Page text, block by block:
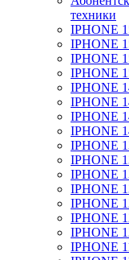
техники
IPHONE
IPHONE
IPHONE
IPHONE
IPHONE
IPHONE
IPHONE
IPHONE
IPHONE
IPHONE
IPHONE
IPHONE
IPHONE
IPHONE
IPHONE
IPHONE